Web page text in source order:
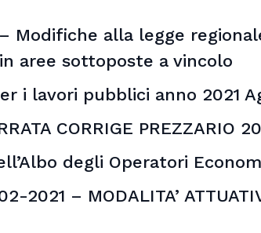
– Modifiche alla legge
aree sottoposte a vincolo
i lavori pubblici anno 2021
CORRIGE PREZZARIO
degli Operatori
2021 – MODALITA’